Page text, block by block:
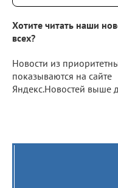
Хотите читать наши
всех?
Новости из
показываются на сайте
Яндекс.Новостей выше